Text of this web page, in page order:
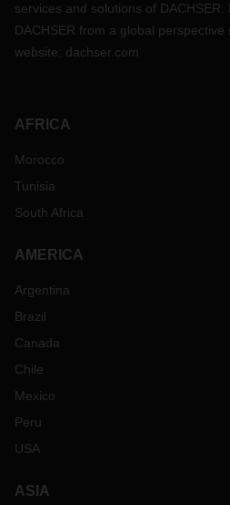
services and solutions of
DACHSER from a global
website: dachser.com
AFRICA
Morocco
Tunisia
South Africa
AMERICA
Argentina
Brazil
Canada
Chile
Mexico
Peru
USA
ASIA